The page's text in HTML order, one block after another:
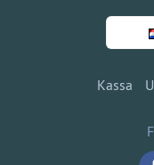
Kassa